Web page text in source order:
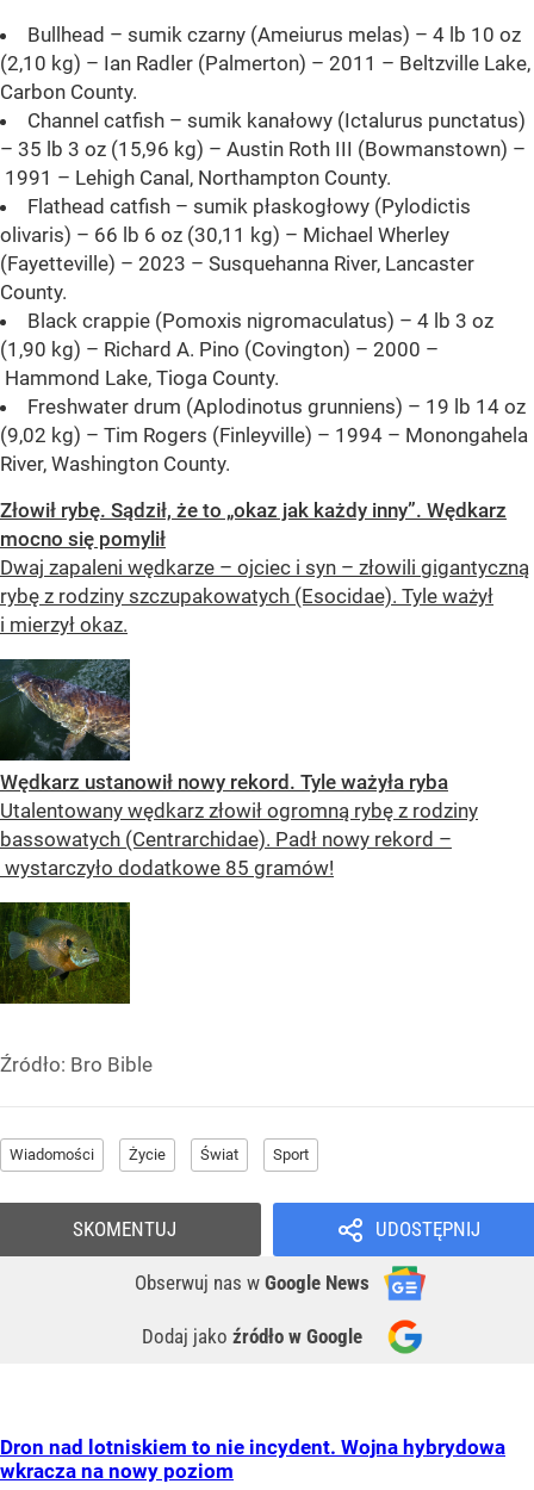
Bullhead – sumik czarny (Ameiurus melas) – 4 lb 10 oz
(2,10 kg) – Ian Radler (Palmerton) – 2011 – Beltzville Lake,
Carbon County.
Channel catfish – sumik kanałowy (Ictalurus punctatus)
– 35 lb 3 oz (15,96 kg) – Austin Roth III (Bowmanstown) –
1991 – Lehigh Canal, Northampton County.
Flathead catfish – sumik płaskogłowy (Pylodictis
olivaris) – 66 lb 6 oz (30,11 kg) – Michael Wherley
(Fayetteville) – 2023 – Susquehanna River, Lancaster
County.
Black crappie (Pomoxis nigromaculatus) – 4 lb 3 oz
(1,90 kg) – Richard A. Pino (Covington) – 2000 –
Hammond Lake, Tioga County.
Freshwater drum (Aplodinotus grunniens) – 19 lb 14 oz
(9,02 kg) – Tim Rogers (Finleyville) – 1994 – Monongahela
River, Washington County.
Złowił rybę. Sądził, że to „okaz jak każdy inny”. Wędkarz
mocno się pomylił
Dwaj zapaleni wędkarze – ojciec i syn – złowili gigantyczną
rybę z rodziny szczupakowatych (Esocidae). Tyle ważył
i mierzył okaz.
Wędkarz ustanowił nowy rekord. Tyle ważyła ryba
Utalentowany wędkarz złowił ogromną rybę z rodziny
bassowatych (Centrarchidae). Padł nowy rekord –
wystarczyło dodatkowe 85 gramów!
Źródło: Bro Bible
Wiadomości Życie Świat Sport
UDOSTĘPNIJ
Obserwuj nas w Google News
Dodaj jako źródło w Google
SKOMENTUJ
Dron nad lotniskiem to nie incydent. Wojna hybrydowa
wkracza na nowy poziom